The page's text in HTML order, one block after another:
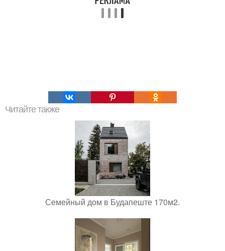
Читайте также
Семейный дом в Будапеште 170м2.